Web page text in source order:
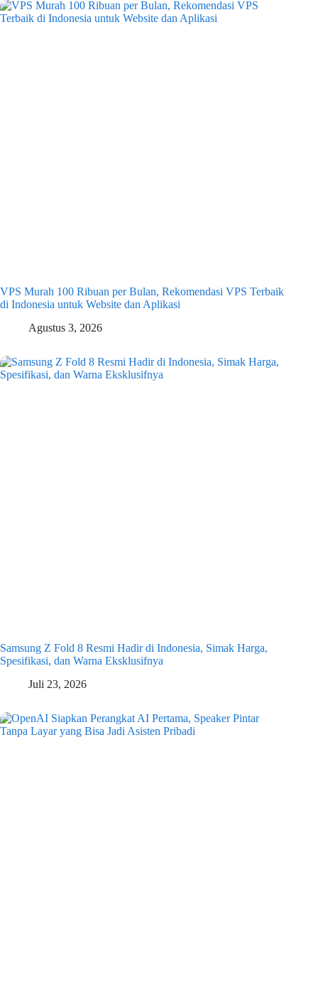
VPS Murah 100 Ribuan per Bulan, Rekomendasi VPS Terbaik
di Indonesia untuk Website dan Aplikasi
Agustus 3, 2026
Samsung Z Fold 8 Resmi Hadir di Indonesia, Simak Harga,
Spesifikasi, dan Warna Eksklusifnya
Juli 23, 2026